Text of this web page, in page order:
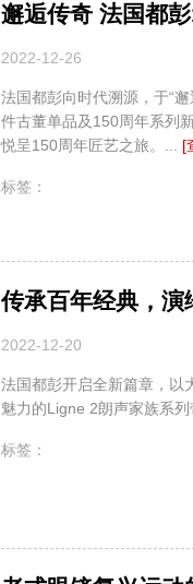
邂逅传奇 法国都
2022-12-26
法国都彭向时代溯源，于“
件古董单品及150周年系列
悦呈150周年匠艺之旅。... [
标签：
传承百年经典，演
2022-12-20
法国都彭开启全新篇章，以
魅力的Ligne 2朗声家族系列
标签：